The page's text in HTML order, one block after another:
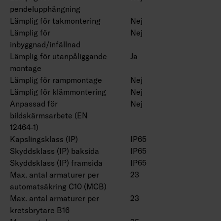
pendelupphängning
Lämplig för takmontering
Nej
Lämplig för
inbyggnad/infällnad
Nej
Lämplig för utanpåliggande
montage
Ja
Lämplig för rampmontage
Nej
Lämplig för klämmontering
Nej
Anpassad för
bildskärmsarbete (EN
12464-1)
Nej
Kapslingsklass (IP)
IP65
Skyddsklass (IP) baksida
IP65
Skyddsklass (IP) framsida
IP65
Max. antal armaturer per
automatsäkring C10 (MCB)
23
Max. antal armaturer per
kretsbrytare B16
23